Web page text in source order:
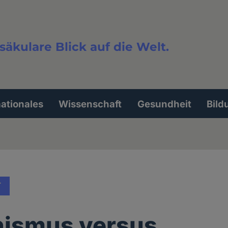
Blick auf die Welt.
Wissenschaft Gesundheit